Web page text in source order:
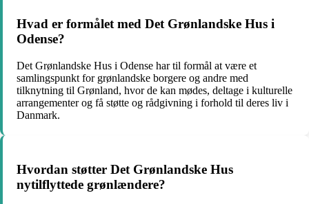
Hvad er formålet med Det Grønlandske Hus i
Odense?
Det Grønlandske Hus i Odense har til formål at være et
samlingspunkt for grønlandske borgere og andre med
tilknytning til Grønland, hvor de kan mødes, deltage i kulturelle
arrangementer og få støtte og rådgivning i forhold til deres liv i
Danmark.
Hvordan støtter Det Grønlandske Hus
nytilflyttede grønlændere?